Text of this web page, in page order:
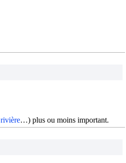
rivière…) plus ou moins important.